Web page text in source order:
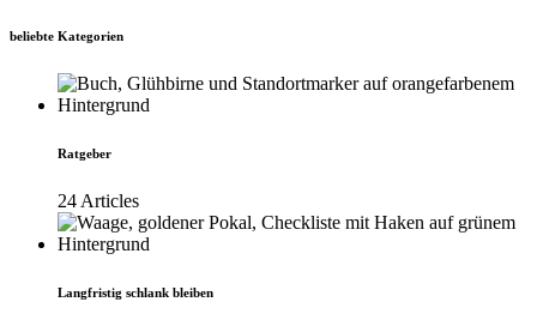
beliebte Kategorien
Ratgeber
24 Articles
Langfristig schlank bleiben